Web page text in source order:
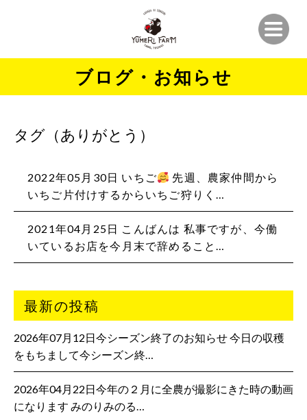
ブログ・お知らせ
タグ（ありがとう）
2022年05月30日 いちご
先週、農家仲間から
いちご片付けするからいちご狩りく…
2021年04月25日 こんばんは 私事ですが、今働
いているお店を今月末で辞めること…
最新の投稿
2026年07月12日今シーズン終了のお知らせ 今日の収穫
をもちまして今シーズン終…
2026年04月22日今年の２月に全農が撮影にきた時の動画
になります みのりみのる…